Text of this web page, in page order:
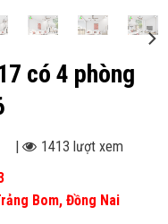
có 4 phòng
|
1413 lượt xem
Bom, Đồng Nai